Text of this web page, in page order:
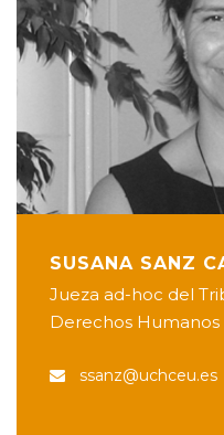
SUSANA SANZ
Jueza ad-hoc del
Derechos Humanos
ssanz@uchceu.es